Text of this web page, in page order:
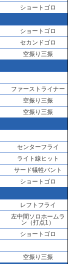
ショートゴロ
ショートゴロ
セカンドゴロ
空振り三振
ファーストライナー
空振り三振
空振り三振
センターフライ
ライト線ヒット
サード犠牲バント
ショートゴロ
レフトフライ
左中間ソロホームラ
ン（打点1）
ショートゴロ
空振り三振